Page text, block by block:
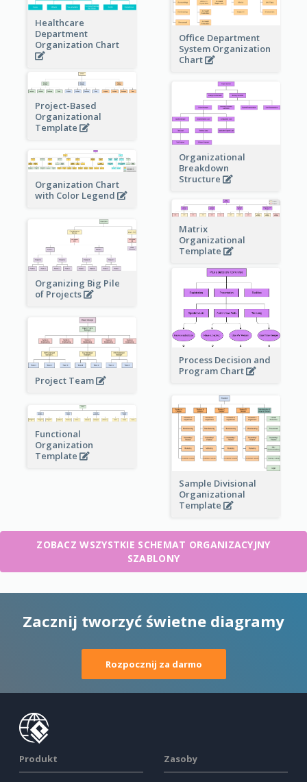
Healthcare
Department
Organization Chart
Office Department
System Organization
Chart
Project-Based
Organizational
Template
Organizational
Breakdown
Structure
Organization Chart
with Color Legend
Matrix
Organizational
Template
Organizing Big Pile
of Projects
Process Decision and
Program Chart
Project Team
Sample Divisional
Organizational
Template
Functional
Organization
Template
ZOBACZ WSZYSTKIE SCHEMAT ORGANIZACYJNY
SZABLONY
Zacznij tworzyć świetne diagramy
Rozpocznij za darmo
Produkt Zasoby